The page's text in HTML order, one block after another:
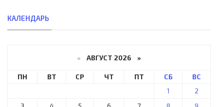
КАЛЕНДАРЬ
« АВГУСТ 2026 »
ПН ВТ СР ЧТ ПТ СБ
ВС
1
2